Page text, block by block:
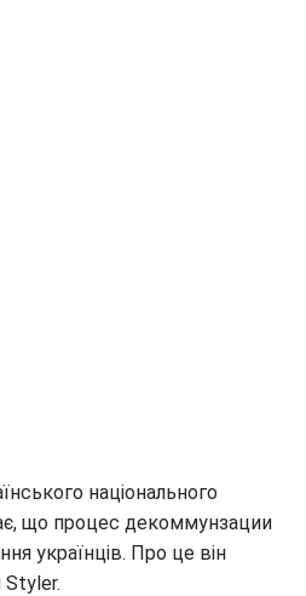
національного
що процес декоммунзации
українців. Про це він
Styler.